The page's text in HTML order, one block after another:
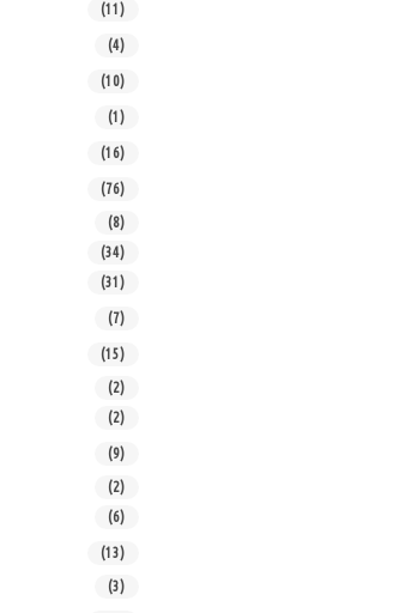
(11)
(4)
(10)
(1)
(16)
(76)
(8)
(34)
(31)
(7)
(15)
(2)
(2)
(9)
(2)
(6)
(13)
(3)